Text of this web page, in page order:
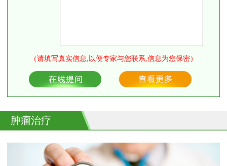
（请填写真实信息,以便专家与您联系,信息为您保密）
肿瘤治疗